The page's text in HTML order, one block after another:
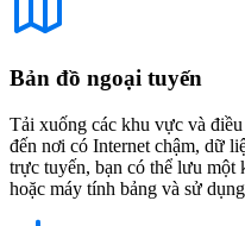
Bản đồ ngoại tuyến
Tải xuống các khu vực và
đến nơi có Internet chậm, dữ
trực tuyến, bạn có thể lưu
hoặc máy tính bảng và sử